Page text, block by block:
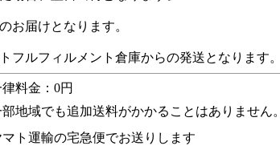
お届けとなります。
フルフィルメント倉庫からの発送となります。
料金：0円
地域でも追加送料がかかることはありません。
ト運輸の宅急便でお送りします